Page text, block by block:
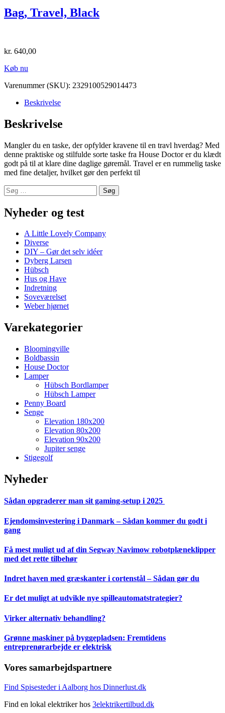
Bag, Travel, Black
kr. 640,00
Køb nu
Varenummer (SKU): 2329100529014473
Beskrivelse
Beskrivelse
Mangler du en taske, der opfylder kravene til en travl hverdag? Med
denne praktiske og stilfulde sorte taske fra House Doctor er du klædt
godt på til at klare dine daglige gøremål. Travel er en rummelig taske
med fine detaljer, hvilket gør den perfekt til
Søg
efter:
Nyheder og test
A Little Lovely Company
Diverse
DIY – Gør det selv idéer
Dyberg Larsen
Hübsch
Hus og Have
Indretning
Soveværelset
Weber hjørnet
Varekategorier
Bloomingville
Boldbassin
House Doctor
Lamper
Hübsch Bordlamper
Hübsch Lamper
Penny Board
Senge
Elevation 180x200
Elevation 80x200
Elevation 90x200
Jupiter senge
Stigegolf
Nyheder
Sådan opgraderer man sit gaming-setup i 2025
Ejendomsinvestering i Danmark – Sådan kommer du godt i
gang
Få mest muligt ud af din Segway Navimow robotplæneklipper
med det rette tilbehør
Indret haven med græskanter i cortenstål – Sådan gør du
Er det muligt at udvikle nye spilleautomatstrategier?
Virker alternativ behandling?
Grønne maskiner på byggepladsen: Fremtidens
entreprenørarbejde er elektrisk
Vores samarbejdspartnere
Find Spisesteder i Aalborg hos Dinnerlust.dk
Find en lokal elektriker hos 3elektrikertilbud.dk